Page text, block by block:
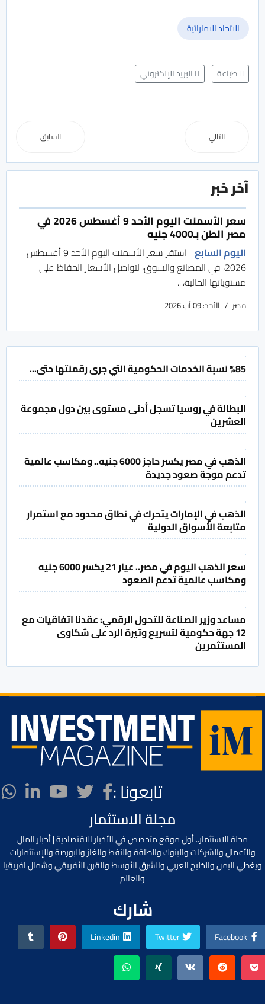
الاتحاد الاماراتية
طباعة البريد الإلكتروني
السابق التالي
آخر خبر
سعر الأسمنت اليوم الأحد 9 أغسطس 2026 في
مصر الطن بـ4000 جنيه
اليوم السابع
استقر سعر الأسمنت اليوم الأحد 9 أغسطس
2026، في المصانع والسوق، لتواصل الأسعار الحفاظ على
مستوياتها الحالية،...
مصر الأحد: 09 آب 2026
%85 نسبة الخدمات الحكومية التي جرى رقمنتها حتى...
البطالة في روسيا تسجل أدنى مستوى بين دول مجموعة
العشرين
الذهب في مصر يكسر حاجز 6000 جنيه.. ومكاسب عالمية
تدعم موجة صعود جديدة
الذهب في الإمارات يتحرك في نطاق محدود مع استمرار
متابعة الأسواق الدولية
سعر الذهب اليوم في مصر.. عيار 21 يكسر 6000 جنيه
ومكاسب عالمية تدعم الصعود
مساعد وزير الصناعة للتحول الرقمي: عقدنا اتفاقيات مع
12 جهة حكومية لتسريع وتيرة الرد على شكاوى
المستثمرين
تابعونا :
مجلة الاستثمار
مجلة الاستثمار.. أول موقع متخصص في الأخبار الاقتصادية | أخبار المال
والأعمال والشركات والبنوك والطاقة والنفط والغاز والبورصة والإستثمارات
ويغطي اليمن والخليج العربي والشرق الأوسط والقرن الأفريقي وشمال افريقيا
والعالم
شارك
Facebook
Twitter
Linkedin